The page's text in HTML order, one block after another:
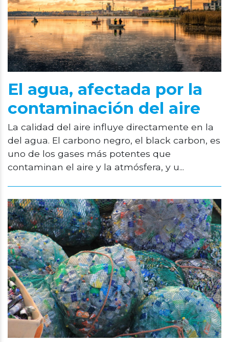
El agua, afectada por la
contaminación del aire
La calidad del aire influye directamente en la
del agua. El carbono negro, el black carbon, es
uno de los gases más potentes que
contaminan el aire y la atmósfera, y u...